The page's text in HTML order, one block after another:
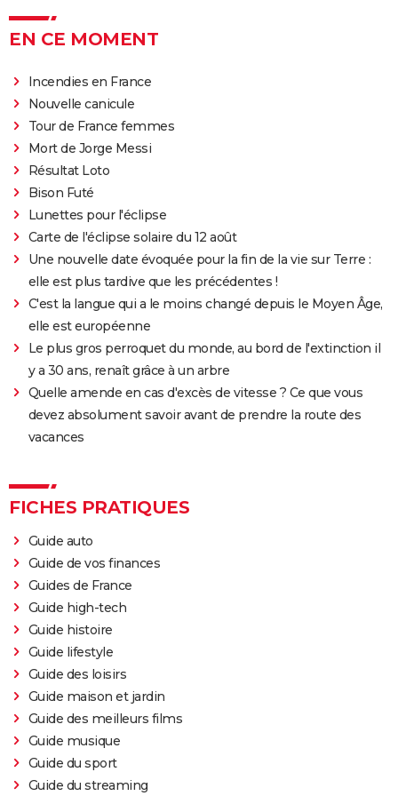
sanglante bande-annonce, quelle date de sortie ?
coup ? Les critiques sont (presque) unanimes
Mad Max Fury Road : synopsis, casting, bande-
annonce, streaming, avis...
John Wick 4 : casting, avis, critiques, suite, séances,
streaming...
Black Panther 2 : de quoi est mort l'acteur Chadwick
Boseman ?
Furiosa : que vaut le prequel de "Mad Max Fury
Road" ? Notre critique
The Batman : intrigue, casting, avis, streaming,
bande-annonce...
Piège de cristal
Batman v Superman : le crossover de super-héros a-
t-il une suite ?
streaming et à quel prix ?
générique ? Explications
Kingsman 3 : date, casting.... Ce que l'on sait sur le
film
Avengers 6 : date, personnages... Tout sur Secret
Wars
The Northman
Sonic 2 : intrigue, casting, streaming, avis... Les infos
sur le film
EN CE MOMENT
Incendies en France
Nouvelle canicule
Tour de France femmes
Mort de Jorge Messi
Résultat Loto
Bison Futé
Lunettes pour l'éclipse
Carte de l'éclipse solaire du 12 août
Une nouvelle date évoquée pour la fin de la vie sur Terre :
elle est plus tardive que les précédentes !
C'est la langue qui a le moins changé depuis le Moyen Âge,
elle est européenne
Le plus gros perroquet du monde, au bord de l'extinction il
y a 30 ans, renaît grâce à un arbre
Quelle amende en cas d'excès de vitesse ? Ce que vous
devez absolument savoir avant de prendre la route des
vacances
FICHES PRATIQUES
Guide auto
Guide de vos finances
Guides de France
Guide high-tech
Guide histoire
Guide lifestyle
Guide des loisirs
Guide maison et jardin
Guide des meilleurs films
Guide musique
Guide du sport
Guide du streaming